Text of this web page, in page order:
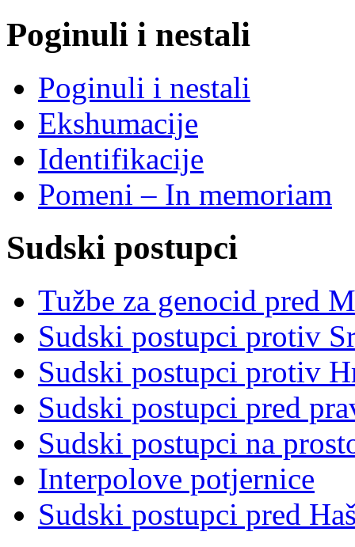
Poginuli i nestali
Poginuli i nestali
Ekshumacije
Identifikacije
Pomeni – In memoriam
Sudski postupci
Tužbe za genocid pred
Sudski postupci protiv
Sudski postupci protiv
Sudski postupci pred
Sudski postupci na
Interpolove potjernice
Sudski postupci pred